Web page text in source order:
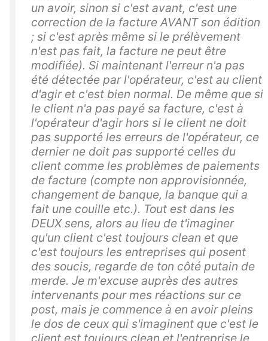
un avoir, sinon si c'est avant, c'est une
correction de la facture AVANT son édition
; si c'est après même si le prélèvement
n'est pas fait, la facture ne peut être
modifiée). Si maintenant l'erreur n'a pas
été détectée par l'opérateur, c'est au client
d'agir et c'est bien normal. De même que si
le client n'a pas payé sa facture, c'est à
l'opérateur d'agir hors si le client ne doit
pas supporté les erreurs de l'opérateur, ce
dernier ne doit pas supporté celles du
client comme les problèmes de paiements
de facture (compte non approvisionnée,
changement de banque, la banque qui a
fait une couille etc.). Tout est dans les
DEUX sens, alors au lieu de t'imaginer
qu'un client c'est toujours clean et que
c'est toujours les entreprises qui posent
des soucis, regarde de ton côté putain de
merde. Je m'excuse auprès des autres
intervenants pour mes réactions sur ce
post, mais je commence à en avoir pleins
le dos de ceux qui s'imaginent que c'est le